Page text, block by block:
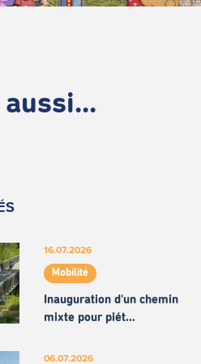
16.07.2026
Mobilité
Inauguration d'un chemin
mixte pour piét…
06.07.2026